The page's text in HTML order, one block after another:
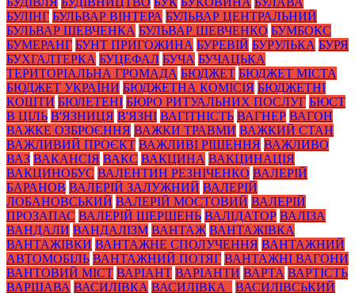
БУЛІНГ БУЛЬВАР ВІНТЕРА БУЛЬВАР ЦЕНТРАЛЬНИЙ
БУЛЬВАР ШЕВЧЕНКА БУЛЬВАР ШЕВЧЕНКО БУМБОКС
БУМЕРАНГ БУНТ ПРИГОЖИНА БУРЕВІЙ БУРУЛЬКА БУРЯ
БУХГАЛТЕРКА БУЦЕФАЛ БУЧА БУЧАЦЬКА
ТЕРИТОРІАЛЬНА ГРОМАДА БЮДЖЕТ БЮДЖЕТ МІСТА
БЮДЖЕТ УКРАЇНИ БЮДЖЕТНА КОМІСІЯ БЮДЖЕТНІ
КОШТИ БЮЛЕТЕНІ БЮРО РИТУАЛЬНИХ ПОСЛУГ БЮСТ
В ЦІЛЬ В'ЯЗНИЦЯ В'ЯЗНІ ВАГІТНІСТЬ ВАГНЕР ВАГОН
ВАЖКЕ ОЗБРОЄННЯ ВАЖКИ ТРАВМИ ВАЖКИЙ СТАН
ВАЖЛИВИЙ ПРОЄКТ ВАЖЛИВІ РІШЕННЯ ВАЖЛИВО
ВАЗ ВАКАНСІЯ ВАКС ВАКЦИНА ВАКЦИНАЦІЯ
ВАКЦИНОБУС ВАЛЕНТИН РЕЗНІЧЕНКО ВАЛЕРІЙ
БАРАНОВ ВАЛЕРІЙ ЗАЛУЖНИЙ ВАЛЕРІЙ
ЛОБАНОВСЬКИЙ ВАЛЕРІЙ МОСТОВИЙ ВАЛЕРІЙ
ПРОЗАПАС ВАЛЕРІЙ ШЕРШЕНЬ ВАЛІДАТОР ВАЛІЗА
ВАНДАЛИ ВАНДАЛІЗМ ВАНТАЖ ВАНТАЖІВКА
ВАНТАЖІВКИ ВАНТАЖНЕ СПОЛУЧЕННЯ ВАНТАЖНИЙ
АВТОМОБІЛЬ ВАНТАЖНИЙ ПОТЯГ ВАНТАЖНІ ВАГОНИ
ВАНТОВИЙ МІСТ ВАРІАНТ ВАРІАНТИ ВАРТА ВАРТІСТЬ
ВАРШАВА ВАСИЛІВКА ВАСИЛІВКА_
ВАСИЛІВСЬКИЙ